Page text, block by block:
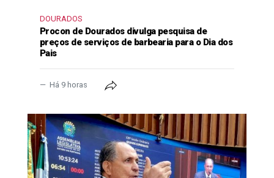
DOURADOS
Procon de Dourados divulga pesquisa de
preços de serviços de barbearia para o Dia dos
Pais
Há 9 horas